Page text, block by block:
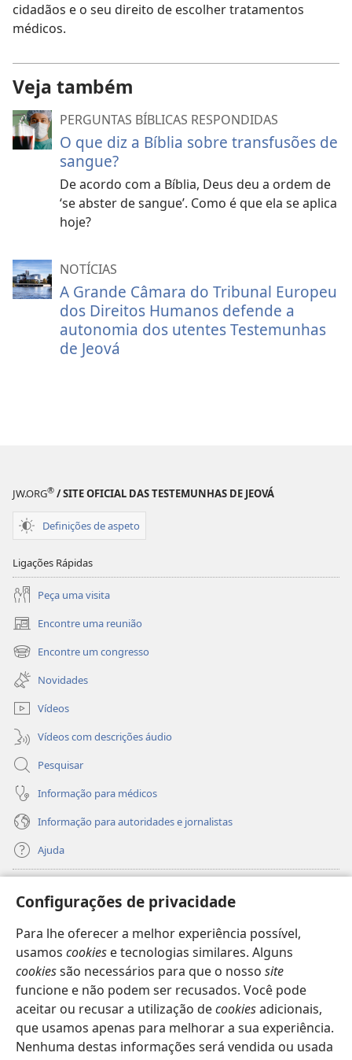
Configurações de privacidade
Para lhe oferecer a melhor experiência possível,
usamos cookies e tecnologias similares. Alguns
cookiessão necessários para que o nosso site
funcione e não podem ser recusados. Você pode
aceitar ou recusar a utilização decookiesadicionais,
que usamos apenas para melhorar a sua experiência.
Nenhuma destas informações será vendida ou usada
cidadãos e o seu direito de escolher tratamentos
médicos.
Veja também
PERGUNTAS BÍBLICAS RESPONDIDAS
O que diz a Bíblia sobre transfusões de
sangue?
De acordo com a Bíblia, Deus deu a ordem de
‘se abster de sangue’. Como é que ela se aplica
hoje?
NOTÍCIAS
A Grande Câmara do Tribunal Europeu
dos Direitos Humanos defende a
autonomia dos utentes Testemunhas
de Jeová
JW.ORG® / SITE OFICIAL DAS TESTEMUNHAS DE JEOVÁ
Definições de aspeto
Ligações Rápidas
Peça uma visita
Encontre uma reunião
(abre
uma
nova
janela)
Encontre um congresso
(abre
uma
nova
janela)
Novidades
Vídeos
Vídeos com descrições áudio
Pesquisar
Informação para médicos
Informação para autoridades e jornalistas
Ajuda
(abre
uma
nova
janela)
BibliotecaOnline da Torre de Vigia™
(abre
uma
nova
janela)
JW Hub
(abre
uma
nova JW Library
Watchtower Library